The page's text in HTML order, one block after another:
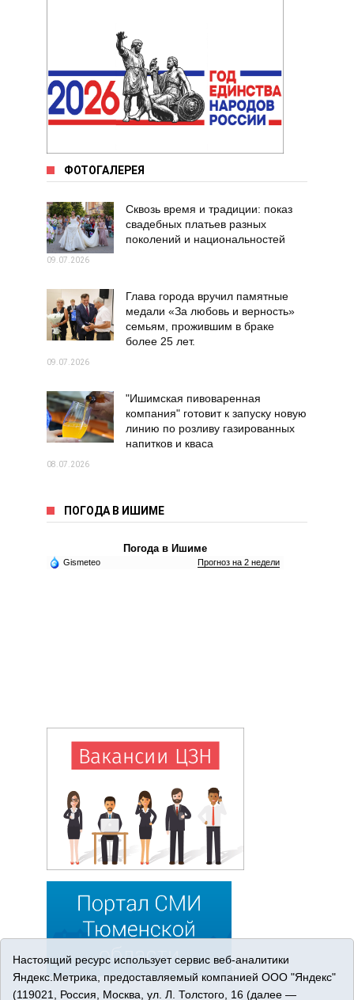
ФОТОГАЛЕРЕЯ
Сквозь время и традиции: показ
свадебных платьев разных
поколений и национальностей
09.07.2026
Глава города вручил памятные
медали «За любовь и верность»
семьям, прожившим в браке
более 25 лет.
09.07.2026
"Ишимская пивоваренная
компания" готовит к запуску новую
линию по розливу газированных
напитков и кваса
08.07.2026
ПОГОДА В ИШИМЕ
Погода в Ишиме
Gismeteo Прогноз на 2 недели
Настоящий ресурс использует сервис веб-аналитики
Яндекс.Метрика, предоставляемый компанией ООО "Яндекс"
(119021, Россия, Москва, ул. Л. Толстого, 16 (далее —